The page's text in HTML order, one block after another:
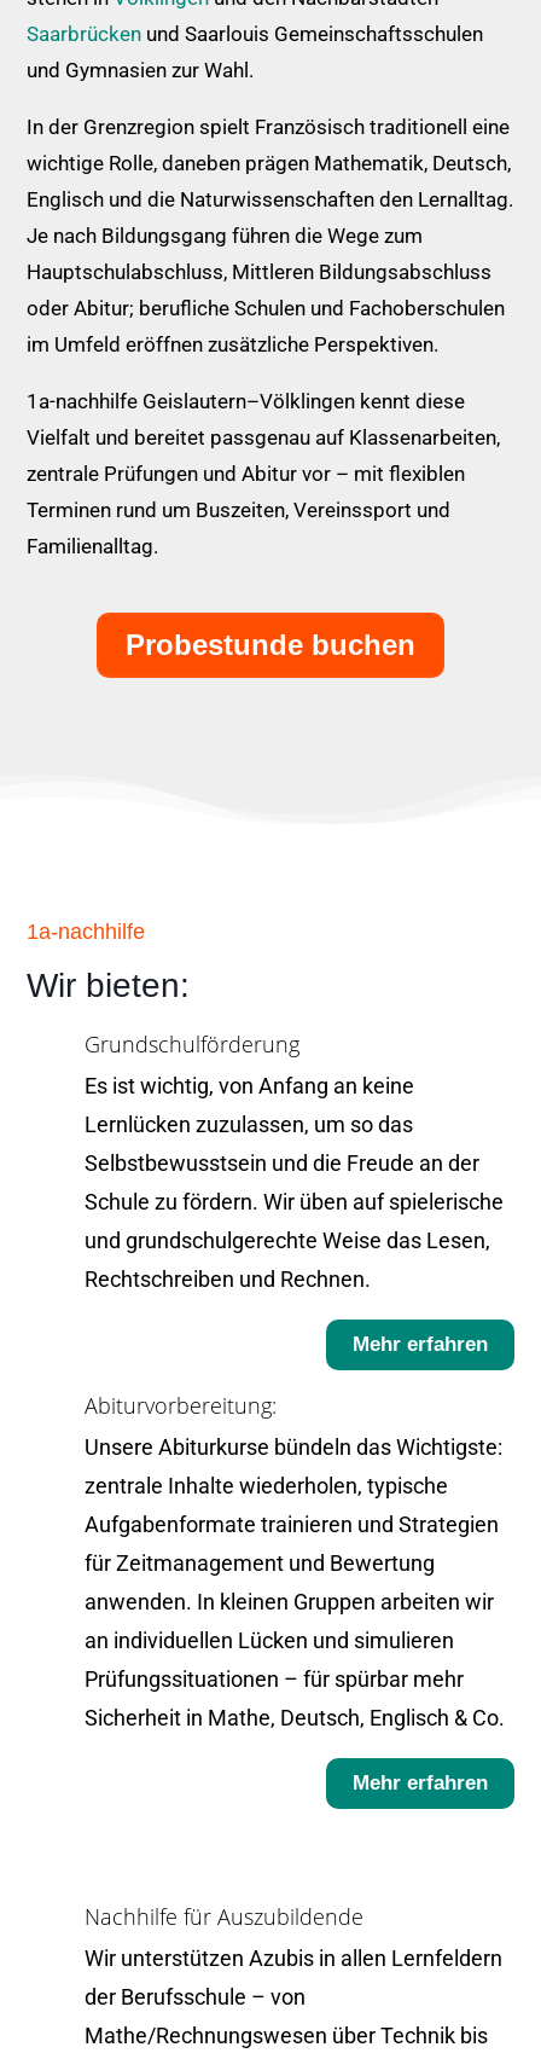
Saarbrücken und Saarlouis Gemeinschaftsschulen
und Gymnasien zur Wahl.
In der Grenzregion spielt Französisch traditionell eine
wichtige Rolle, daneben prägen Mathematik, Deutsch,
Englisch und die Naturwissenschaften den Lernalltag.
Je nach Bildungsgang führen die Wege zum
Hauptschulabschluss, Mittleren Bildungsabschluss
oder Abitur; berufliche Schulen und Fachoberschulen
im Umfeld eröffnen zusätzliche Perspektiven.
1a-nachhilfe Geislautern–Völklingen kennt diese
Vielfalt und bereitet passgenau auf Klassenarbeiten,
zentrale Prüfungen und Abitur vor – mit flexiblen
Terminen rund um Buszeiten, Vereinssport und
Familienalltag.
Probestunde buchen
1a-nachhilfe
Wir bieten:
Grundschulförderung
Es ist wichtig, von Anfang an keine
Lernlücken zuzulassen, um so das
Selbstbewusstsein und die Freude an der
Schule zu fördern. Wir üben auf spielerische
und grundschulgerechte Weise das Lesen,
Rechtschreiben und Rechnen.
Mehr erfahren
Abiturvorbereitung:
Unsere Abiturkurse bündeln das Wichtigste:
zentrale Inhalte wiederholen, typische
Aufgabenformate trainieren und Strategien
für Zeitmanagement und Bewertung
anwenden. In kleinen Gruppen arbeiten wir
an individuellen Lücken und simulieren
Prüfungssituationen – für spürbar mehr
Sicherheit in Mathe, Deutsch, Englisch & Co.
Mehr erfahren
Nachhilfe für Auszubildende
Wir unterstützen Azubis in allen Lernfeldern
der Berufsschule – von
Mathe/Rechnungswesen über Technik bis